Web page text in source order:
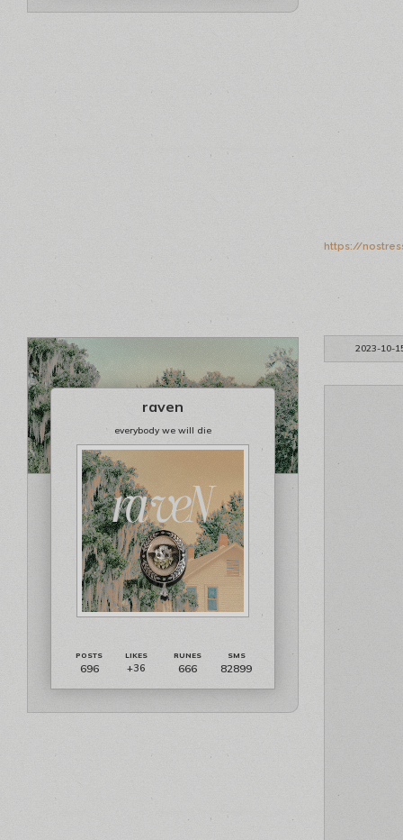
https://
2023-10-
raven
everybody we will die
696 +36 666 82899